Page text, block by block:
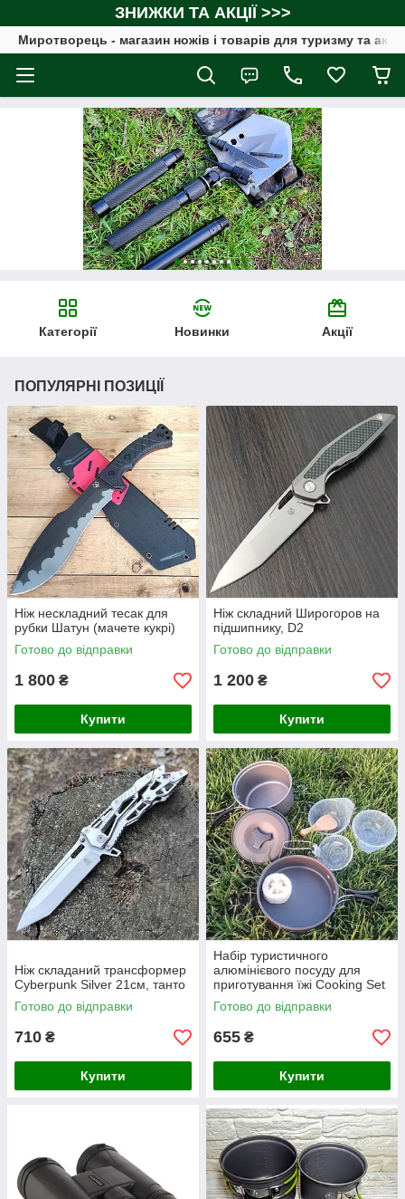
ЗНИЖКИ ТА АКЦІЇ >>>
Миротворець - магазин ножів і товарів для туризму та
Категорії Новинки Акції
ПОПУЛЯРНІ ПОЗИЦІЇ
Ніж нескладний тесак для
рубки Шатун (мачете кукрі)
Готово до відправки
1 800 ₴
Купити
Ніж складний Широгоров на
підшипнику, D2
Готово до відправки
1 200 ₴
Купити
Ніж складаний трансформер
Cyberpunk Silver 21см, танто
Готово до відправки
710 ₴
Купити
Набір туристичного
алюмінієвого посуду для
приготування їжі Cooking Set
котелок, сковорода, ds-200
Готово до відправки
655 ₴
Купити